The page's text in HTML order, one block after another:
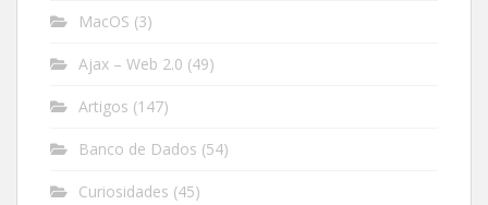
MacOS (3)
Ajax – Web 2.0 (49)
Artigos (147)
Banco de Dados (54)
Curiosidades (45)